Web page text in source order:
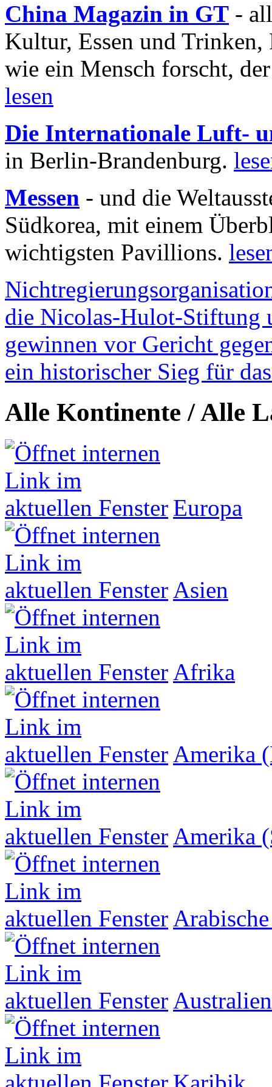
China Magazin in GT -
Kultur, Essen und
wie ein Mensch forscht,
lesen
Die Internationale Luft-
in Berlin-Brandenburg.
Messen - und die
Südkorea, mit einem
wichtigsten Pavillions.
die Nicolas-Hulot-Stiftung
gewinnen vor Gericht
ein historischer Sieg für
Alle Kontinente / Alle
Europa
Asien
Afrika
Amerika
Amerika
Australien